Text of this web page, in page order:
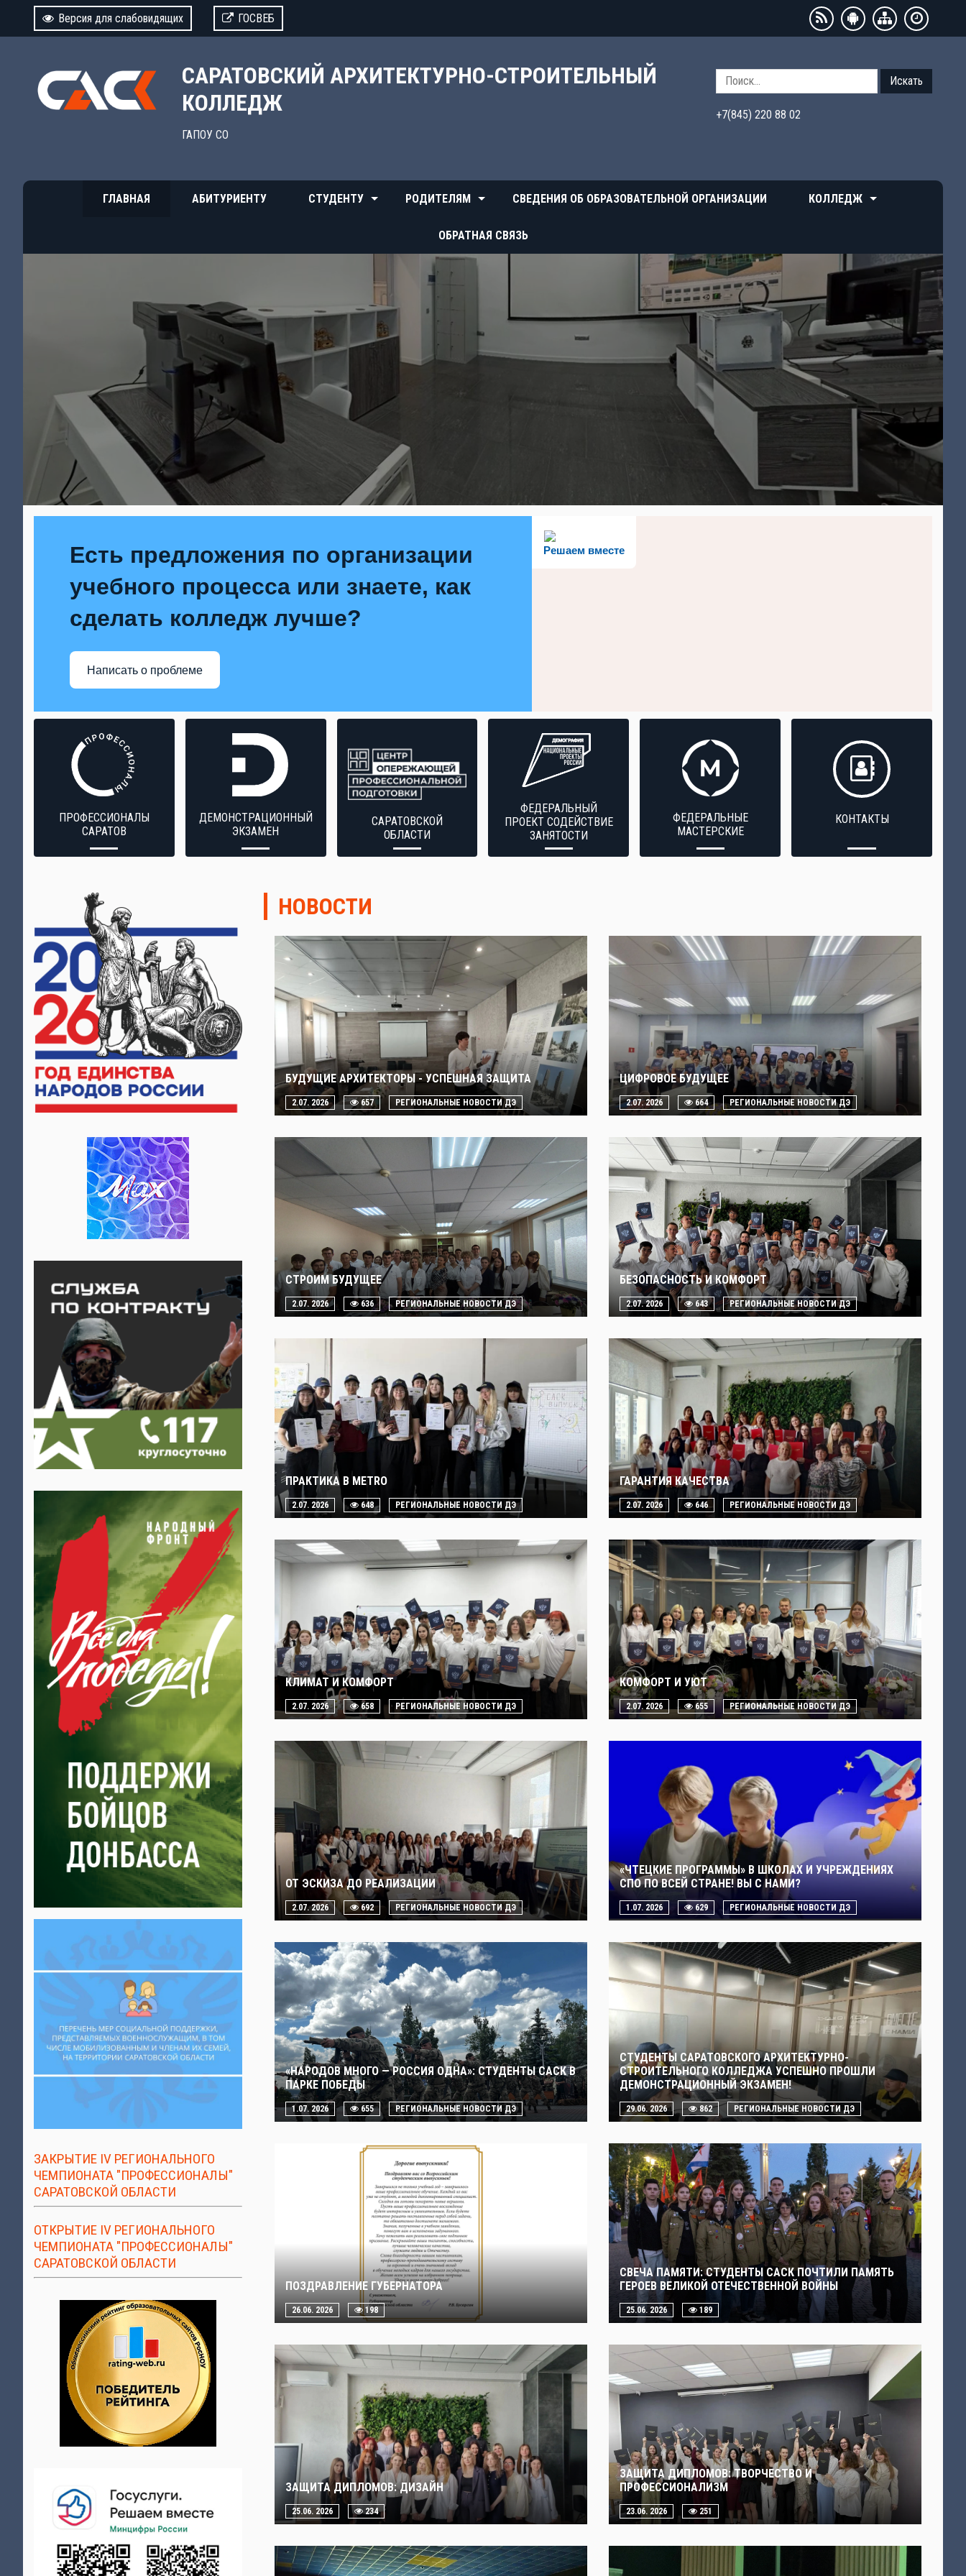
Версия для слабовидящих ГОСВЕБ
САРАТОВСКИЙ АРХИТЕКТУРНО-СТРОИТЕЛЬНЫЙ
КОЛЛЕДЖ
ГАПОУ СО
Искать
+7(845) 220 88 02
ГЛАВНАЯ АБИТУРИЕНТУ СТУДЕНТУ РОДИТЕЛЯМ СВЕДЕНИЯ ОБ ОБРАЗОВАТЕЛЬНОЙ ОРГАНИЗАЦИИ КОЛЛЕДЖ
ОБРАТНАЯ СВЯЗЬ
Решаем вместе
Есть предложения по организации
учебного процесса или знаете, как
сделать колледж лучше?
Написать о проблеме
ПРОФЕССИОНАЛЫ
САРАТОВ
ДЕМОНСТРАЦИОННЫЙ
ЭКЗАМЕН
САРАТОВСКОЙ
ОБЛАСТИ
ФЕДЕРАЛЬНЫЙ
ПРОЕКТ СОДЕЙСТВИЕ
ЗАНЯТОСТИ
ФЕДЕРАЛЬНЫЕ
МАСТЕРСКИЕ
КОНТАКТЫ
ЗАКРЫТИЕ IV РЕГИОНАЛЬНОГО
ЧЕМПИОНАТА "ПРОФЕССИОНАЛЫ"
САРАТОВСКОЙ ОБЛАСТИ
ОТКРЫТИЕ IV РЕГИОНАЛЬНОГО
ЧЕМПИОНАТА "ПРОФЕССИОНАЛЫ"
САРАТОВСКОЙ ОБЛАСТИ
НОВОСТИ
БУДУЩИЕ АРХИТЕКТОРЫ - УСПЕШНАЯ ЗАЩИТА
2.07. 2026 657 РЕГИОНАЛЬНЫЕ НОВОСТИ ДЭ
ЦИФРОВОЕ БУДУЩЕЕ
2.07. 2026 664 РЕГИОНАЛЬНЫЕ НОВОСТИ ДЭ
СТРОИМ БУДУЩЕЕ
2.07. 2026 636 РЕГИОНАЛЬНЫЕ НОВОСТИ ДЭ
БЕЗОПАСНОСТЬ И КОМФОРТ
2.07. 2026 643 РЕГИОНАЛЬНЫЕ НОВОСТИ ДЭ
ПРАКТИКА В METRO
2.07. 2026 648 РЕГИОНАЛЬНЫЕ НОВОСТИ ДЭ
ГАРАНТИЯ КАЧЕСТВА
2.07. 2026 646 РЕГИОНАЛЬНЫЕ НОВОСТИ ДЭ
КЛИМАТ И КОМФОРТ
2.07. 2026 658 РЕГИОНАЛЬНЫЕ НОВОСТИ ДЭ
КОМФОРТ И УЮТ
2.07. 2026 655 РЕГИОНАЛЬНЫЕ НОВОСТИ ДЭ
ОТ ЭСКИЗА ДО РЕАЛИЗАЦИИ
2.07. 2026 692 РЕГИОНАЛЬНЫЕ НОВОСТИ ДЭ
«ЧТЕЦКИЕ ПРОГРАММЫ» В ШКОЛАХ И УЧРЕЖДЕНИЯХ
СПО ПО ВСЕЙ СТРАНЕ! ВЫ С НАМИ?
1.07. 2026 629 РЕГИОНАЛЬНЫЕ НОВОСТИ ДЭ
«НАРОДОВ МНОГО — РОССИЯ ОДНА»: СТУДЕНТЫ САСК В
ПАРКЕ ПОБЕДЫ
1.07. 2026 655 РЕГИОНАЛЬНЫЕ НОВОСТИ ДЭ
СТУДЕНТЫ САРАТОВСКОГО АРХИТЕКТУРНО-
СТРОИТЕЛЬНОГО КОЛЛЕДЖА УСПЕШНО ПРОШЛИ
ДЕМОНСТРАЦИОННЫЙ ЭКЗАМЕН!
29.06. 2026 862 РЕГИОНАЛЬНЫЕ НОВОСТИ ДЭ
ПОЗДРАВЛЕНИЕ ГУБЕРНАТОРА
26.06. 2026 198
СВЕЧА ПАМЯТИ: СТУДЕНТЫ САСК ПОЧТИЛИ ПАМЯТЬ
ГЕРОЕВ ВЕЛИКОЙ ОТЕЧЕСТВЕННОЙ ВОЙНЫ
25.06. 2026 189
ЗАЩИТА ДИПЛОМОВ: ДИЗАЙН
25.06. 2026 234
ЗАЩИТА ДИПЛОМОВ: ТВОРЧЕСТВО И
ПРОФЕССИОНАЛИЗМ
23.06. 2026 251